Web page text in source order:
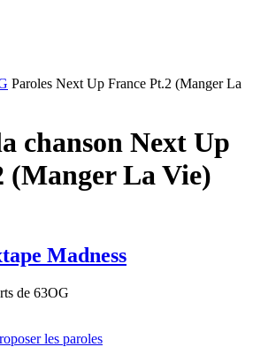
Paroles Next Up France Pt.2 (Manger La
chanson Next Up
(Manger La Vie)
Madness
de 63OG
les paroles